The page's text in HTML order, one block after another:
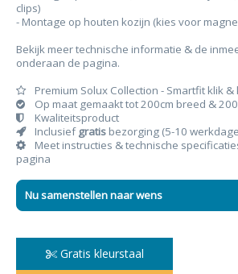
clips)
- Montage op houten kozijn (kies voor
Bekijk meer technische informatie & de
onderaan de pagina.
Premium Solux Collection - Smartfit klik &
Op maat gemaakt tot 200cm breed &
Kwaliteitsproduct
Inclusiefgratis bezorging (5-10
Meet instructies & technische
pagina
Nu samenstellen naar wens
Gratis kleurstaal